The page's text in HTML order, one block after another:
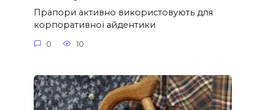
Прапори активно використовують для
корпоративної айдентики
0 10